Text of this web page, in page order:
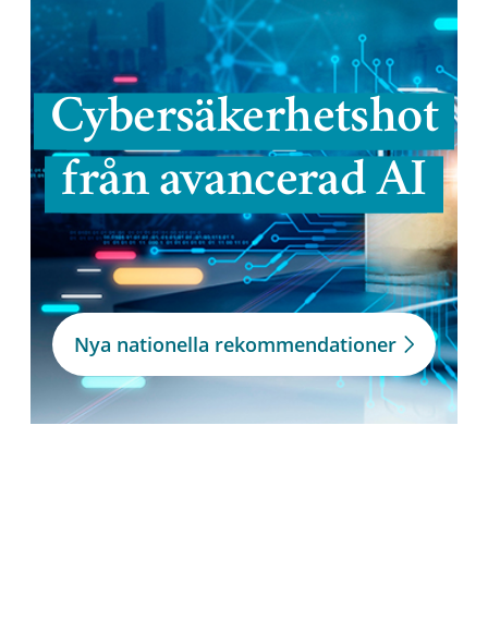
Cybersäkerhetshot
från avancerad AI
Nya nationella rekommendationer